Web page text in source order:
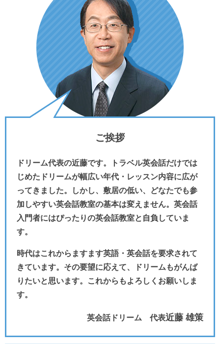
ご挨拶
ドリーム代表の近藤です。トラベル英会話だけでは
じめたドリームが幅広い年代・レッスン内容に広が
ってきました。しかし、敷居の低い、どなたでも参
加しやすい英会話教室の基本は変えません。英会話
入門者にはぴったりの英会話教室と自負していま
す。
時代はこれからますます英語・英会話を要求されて
きています。その要望に応えて、ドリームもがんば
りたいと思います。これからもよろしくお願いしま
す。
英会話ドリーム 代表近藤 雄策